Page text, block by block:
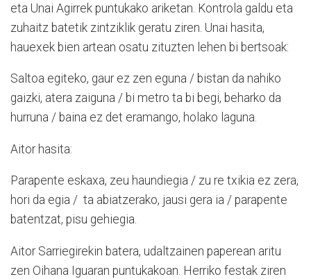
eta Unai Agirrek puntukako ariketan. Kontrola galdu eta
zuhaitz batetik zintziklik geratu ziren. Unai hasita,
hauexek bien artean osatu zituzten lehen bi bertsoak:
Saltoa egiteko, gaur ez zen eguna / bistan da nahiko
gaizki, atera zaiguna / bi metro ta bi begi, beharko da
hurruna / baina ez det eramango, holako laguna.
Aitor hasita:
Parapente eskaxa, zeu haundiegia / zu re txikia ez zera,
hori da egia / ta abiatzerako, jausi gera ia / parapente
batentzat, pisu gehiegia.
Aitor Sarriegirekin batera, udaltzainen paperean aritu
zen Oihana Iguaran puntukakoan. Herriko festak ziren